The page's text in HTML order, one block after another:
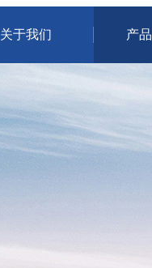
关于我们 产